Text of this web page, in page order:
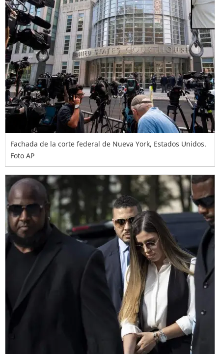
Fachada de la corte federal de Nueva York, Estados Unidos.
Foto AP